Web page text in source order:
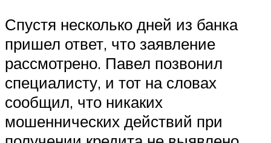
Спустя несколько дней из банка
пришел ответ, что заявление
рассмотрено. Павел позвонил
специалисту, и тот на словах
сообщил, что никаких
мошеннических действий при